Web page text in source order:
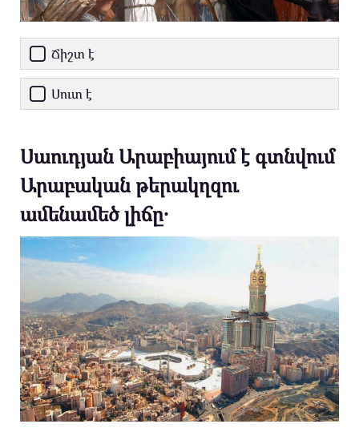
Ճիշտ է
Սուտ է
Սաուդյան Արաբիայում է գտնվում
Արաբական թերակղզու
ամենամեծ լիճը․